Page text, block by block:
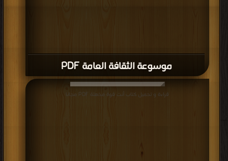
موسوعة الثقافة العامة PDF
قراءة و تحميل كتاب أنت قوة مذهلة PDF مجانا